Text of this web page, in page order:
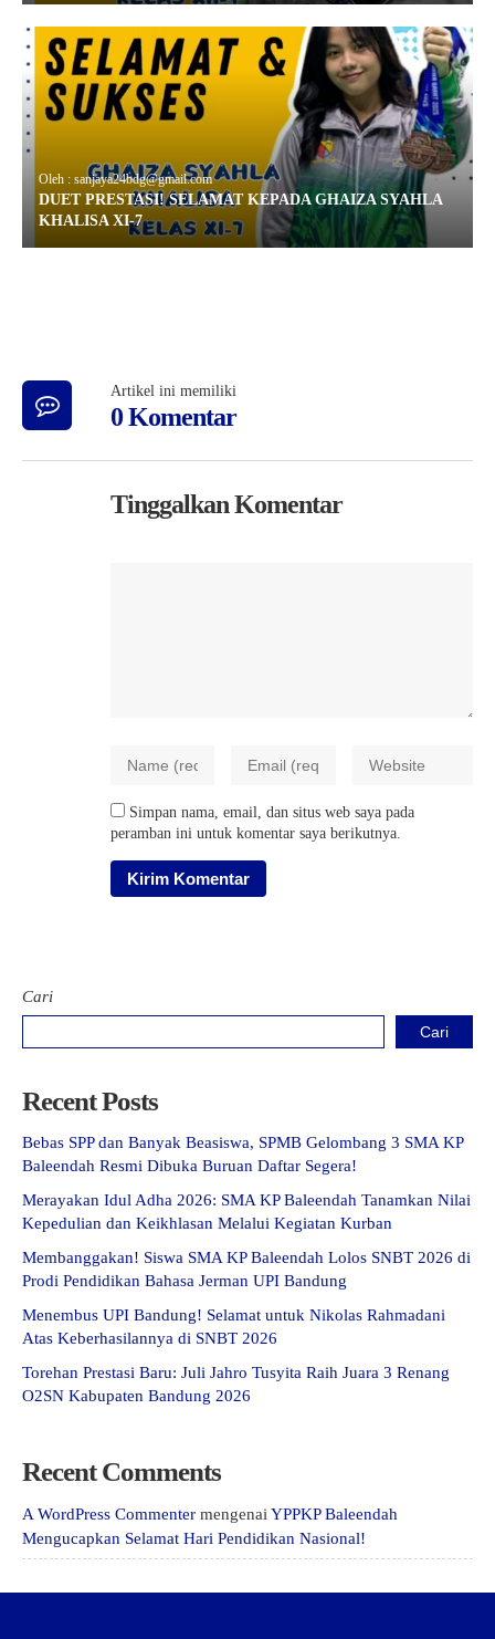
Oleh : sanjaya24bdg@gmail.com
DUET PRESTASI! SELAMAT KEPADA GHAIZA SYAHLA
KHALISA XI-7
Artikel ini memiliki
0 Komentar
Tinggalkan Komentar
Simpan nama, email, dan situs web saya pada
peramban ini untuk komentar saya berikutnya.
Cari
Cari
Recent Posts
Bebas SPP dan Banyak Beasiswa, SPMB Gelombang 3 SMA KP
Baleendah Resmi Dibuka Buruan Daftar Segera!
Merayakan Idul Adha 2026: SMA KP Baleendah Tanamkan Nilai
Kepedulian dan Keikhlasan Melalui Kegiatan Kurban
Membanggakan! Siswa SMA KP Baleendah Lolos SNBT 2026 di
Prodi Pendidikan Bahasa Jerman UPI Bandung
Menembus UPI Bandung! Selamat untuk Nikolas Rahmadani
Atas Keberhasilannya di SNBT 2026
Torehan Prestasi Baru: Juli Jahro Tusyita Raih Juara 3 Renang
O2SN Kabupaten Bandung 2026
Recent Comments
A WordPress Commenter mengenai YPPKP Baleendah
Mengucapkan Selamat Hari Pendidikan Nasional!